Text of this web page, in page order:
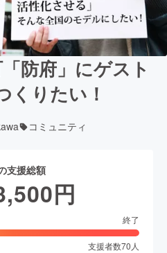
防府」にゲスト
くりたい！
コミュニティ
支援総額
円
終了
支援者数70 人